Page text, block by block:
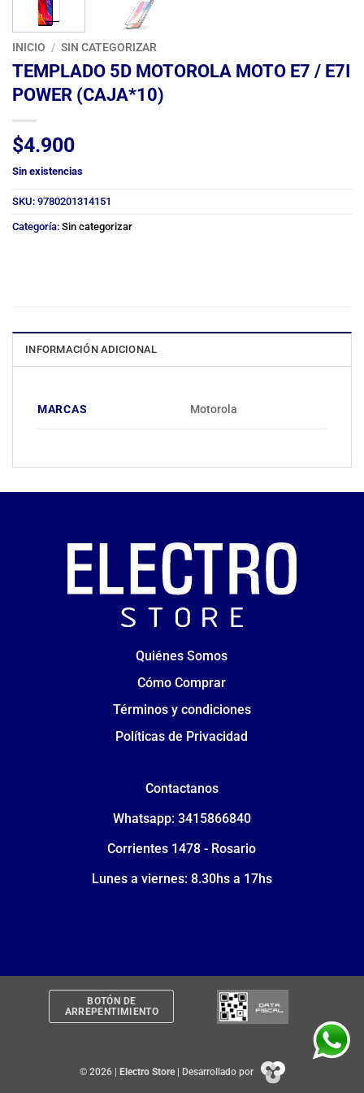
INICIO / SIN CATEGORIZAR
TEMPLADO 5D MOTOROLA MOTO E7 / E7I
POWER (CAJA*10)
$4.900
Sin existencias
SKU: 9780201314151
Categoría: Sin categorizar
INFORMACIÓN ADICIONAL
MARCAS Motorola
Quiénes Somos
Cómo Comprar
Términos y condiciones
Políticas de Privacidad
Contactanos
Whatsapp: 3415866840
Corrientes 1478 - Rosario
Lunes a viernes: 8.30hs a 17hs
BOTÓN DE
ARREPENTIMIENTO
© 2026 | Electro Store| Desarrollado por